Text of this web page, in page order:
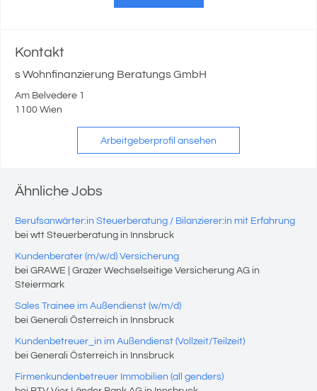
Kontakt
s Wohnfinanzierung Beratungs GmbH
Am Belvedere 1
1100 Wien
Arbeitgeberprofil ansehen
Ähnliche Jobs
Berufsanwärter:in Steuerberatung / Bilanzierer:in mit Erfahrung
bei wtt Steuerberatung in Innsbruck
Kundenberater (m/w/d) Versicherung
bei GRAWE | Grazer Wechselseitige Versicherung AG in
Steiermark
Sales Trainee im Außendienst (w/m/d)
bei Generali Österreich in Innsbruck
Kundenbetreuer_in im Außendienst (Vollzeit/Teilzeit)
bei Generali Österreich in Innsbruck
Firmenkundenbetreuer Immobilien (all genders)